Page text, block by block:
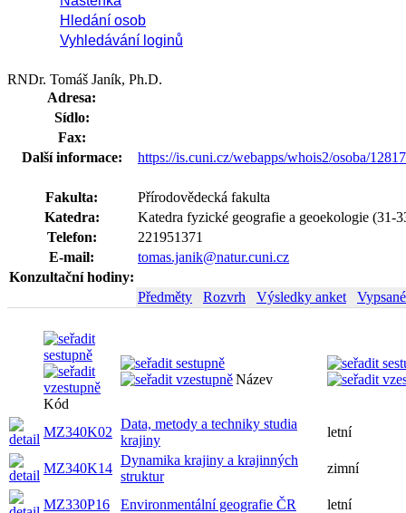
Hledání osob
Vyhledávání loginů
RNDr. Tomáš Janík, Ph.D.
Adresa:
Sídlo:
Fax:
Další informace:
https://is.cuni.cz/webapps/whois2/osoba/
Fakulta:
Přírodovědecká fakulta
Katedra:
Katedra fyzické geografie a geoekologie (31-
Telefon:
221951371
E-mail:
tomas.janik@natur.cuni.cz
Konzultační hodiny:
Předměty
Rozvrh Výsledky anket
Kód
Název
MZ340K02
Data, metody a techniky studia
krajiny
letní
MZ340K14
Dynamika krajiny a krajinných
struktur
zimní
MZ330P16 Environmentální geografie ČR letní